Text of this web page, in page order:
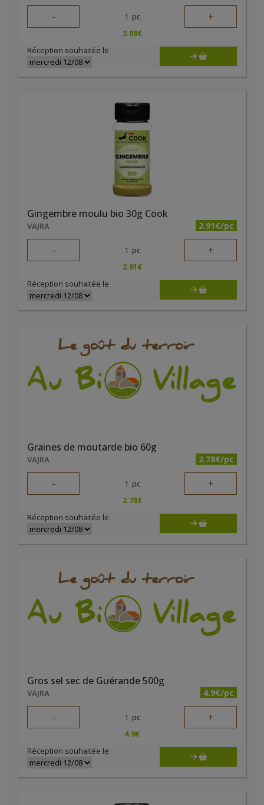
- 1 pc +
3.88€
Réception souhaitée le
Gingembre moulu bio 30g Cook
VAJRA 2.91€/pc
- 1 pc +
2.91€
Réception souhaitée le
Graines de moutarde bio 60g
VAJRA 2.78€/pc
- 1 pc +
2.78€
Réception souhaitée le
Gros sel sec de Guérande 500g
VAJRA 4.9€/pc
- 1 pc +
4.9€
Réception souhaitée le